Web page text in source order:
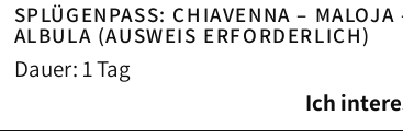
SPLÜGENPASS: CHIAVENNA – MALOJA
ALBULA (AUSWEIS ERFORDERLICH)
Dauer: 1 Tag
Ich